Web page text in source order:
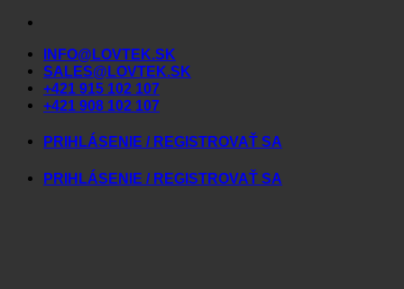
Skip
contentINFO@LOVTEK.SK
SALES@LOVTEK.SK
+421 915 102 107
+421 908 102 107
PRIHLÁSENIE / REGISTROVAŤ SA
PRIHLÁSENIE / REGISTROVAŤ SA